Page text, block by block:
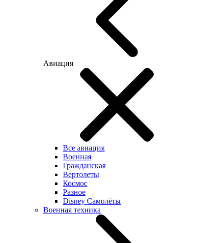
Авиация
Все авиация
Военная
Гражданская
Вертолеты
Космос
Разное
Disney Самолёты
Военная техника